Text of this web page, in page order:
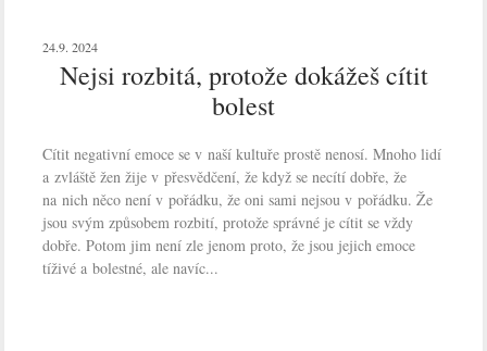
24.9. 2024
Nejsi rozbitá, protože dokážeš cítit
bolest
Cítit negativní emoce se v naší kultuře prostě nenosí. Mnoho lidí
a zvláště žen žije v přesvědčení, že když se necítí dobře, že
na nich něco není v pořádku, že oni sami nejsou v pořádku. Že
jsou svým způsobem rozbití, protože správné je cítit se vždy
dobře. Potom jim není zle jenom proto, že jsou jejich emoce
tíživé a bolestné, ale navíc...